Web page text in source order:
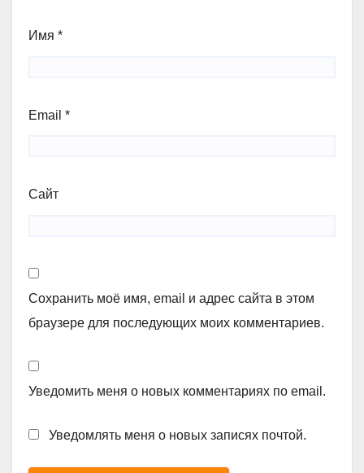
Имя *
Email *
Сайт
Сохранить моё имя, email и адрес сайта в этом
браузере для последующих моих комментариев.
Уведомить меня о новых комментариях по email.
Уведомлять меня о новых записях почтой.